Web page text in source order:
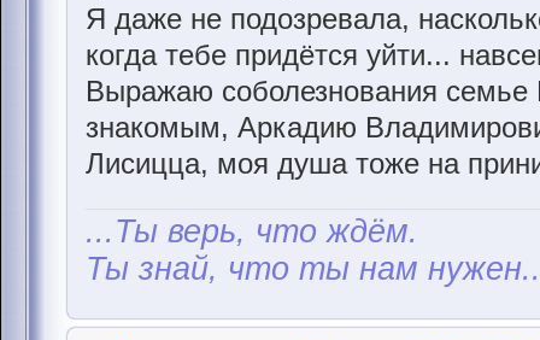
Я даже не подозревала,
когда тебе придётся уйти...
Выражаю соболезнования
знакомым, Аркадию
Лисицца, моя душа тоже на
...Ты верь, что ждём.
Ты знай, что ты нам